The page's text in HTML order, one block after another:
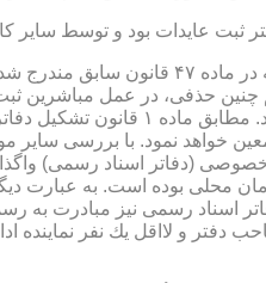
قانون یاد شده، در شرح وظائف
حذفی، در عمل مباشرین
خواهد نمود. با بررسی
خصوصی (دفاتر اسناد رسمی)
اسناد رسمی نیز مبادرت به